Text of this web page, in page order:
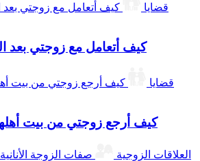
قضايا
كيف أتعامل مع زوجتي بعد
قضايا
كيف أرجع زوجتي من بيت
العلاقات الزوجية